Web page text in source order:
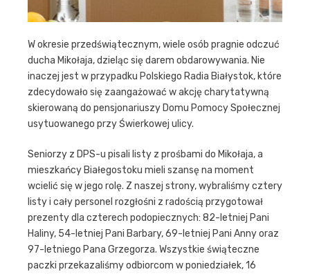
W okresie przedświątecznym, wiele osób pragnie odczuć
ducha Mikołaja, dzieląc się darem obdarowywania. Nie
inaczej jest w przypadku Polskiego Radia Białystok, które
zdecydowało się zaangażować w akcję charytatywną
skierowaną do pensjonariuszy Domu Pomocy Społecznej
usytuowanego przy Świerkowej ulicy.
Seniorzy z DPS-u pisali listy z prośbami do Mikołaja, a
mieszkańcy Białegostoku mieli szansę na moment
wcielić się w jego rolę. Z naszej strony, wybraliśmy cztery
listy i cały personel rozgłośni z radością przygotował
prezenty dla czterech podopiecznych: 82-letniej Pani
Haliny, 54-letniej Pani Barbary, 69-letniej Pani Anny oraz
97-letniego Pana Grzegorza. Wszystkie świąteczne
paczki przekazaliśmy odbiorcom w poniedziałek, 16